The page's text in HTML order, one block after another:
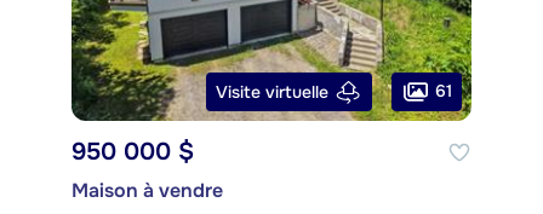
Visite virtuelle 61
950 000 $
Maison à vendre